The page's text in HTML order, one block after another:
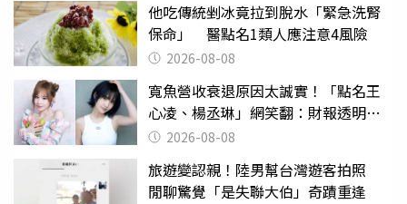
他吃傳統剉冰竟拉到脫水「緊急洗腎
保命」 醫點名1類人應注意4風險
2026-08-08
寬魚營收衰退原因太誠實！「點名王
心凌、楊丞琳」網笑翻：財報透明度
滿分2026-08-08
旅遊變認親！陸男幫台灣遊客拍照
閒聊驚覺「是失聯大伯」奇蹟重逢